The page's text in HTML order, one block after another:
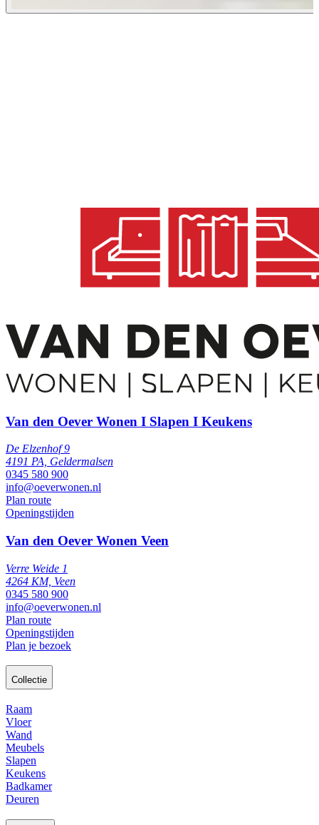
Van den Oever Wonen I Slapen I Keukens
De Elzenhof 9
4191 PA, Geldermalsen
0345 580 900
info@oeverwonen.nl
Plan route
Openingstijden
Van den Oever Wonen Veen
Verre Weide 1
4264 KM, Veen
0345 580 900
info@oeverwonen.nl
Plan route
Openingstijden
Plan je bezoek
Collectie
Raam
Vloer
Wand
Meubels
Slapen
Keukens
Badkamer
Deuren